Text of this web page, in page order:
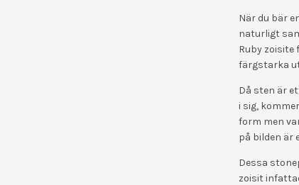
När du bär
naturligt
Ruby
färgstarka
Då sten är
i sig,
form men
på bilden är
Dessa
zoisit